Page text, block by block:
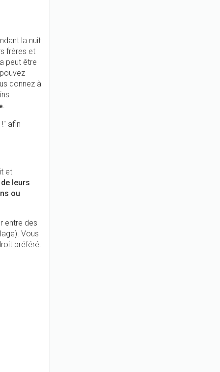
la nuit
frères et
peut être
donnez à
.
afin
et
leurs
ou
entre des
Vous
préféré.